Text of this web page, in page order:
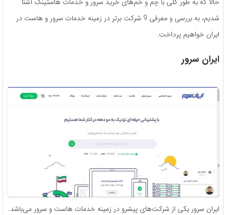
شدیم، به بررسی و معرفی 9 شرکت برتر در زمینه خدمات سرور و هاست در
ایران خواهیم پرداخت.
ایران سرور
ایران سرور یکی از شرکت‌های پیشرو در زمینه خدمات هاست و سرور می‌باشد.